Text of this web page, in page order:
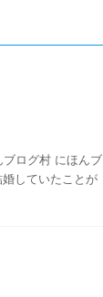
ログ村 にほんブ
していたことが